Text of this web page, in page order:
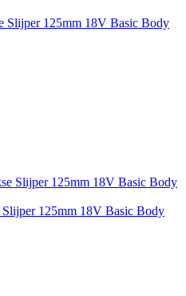
Slijper 125mm 18V Basic Body
125mm 18V Basic Body